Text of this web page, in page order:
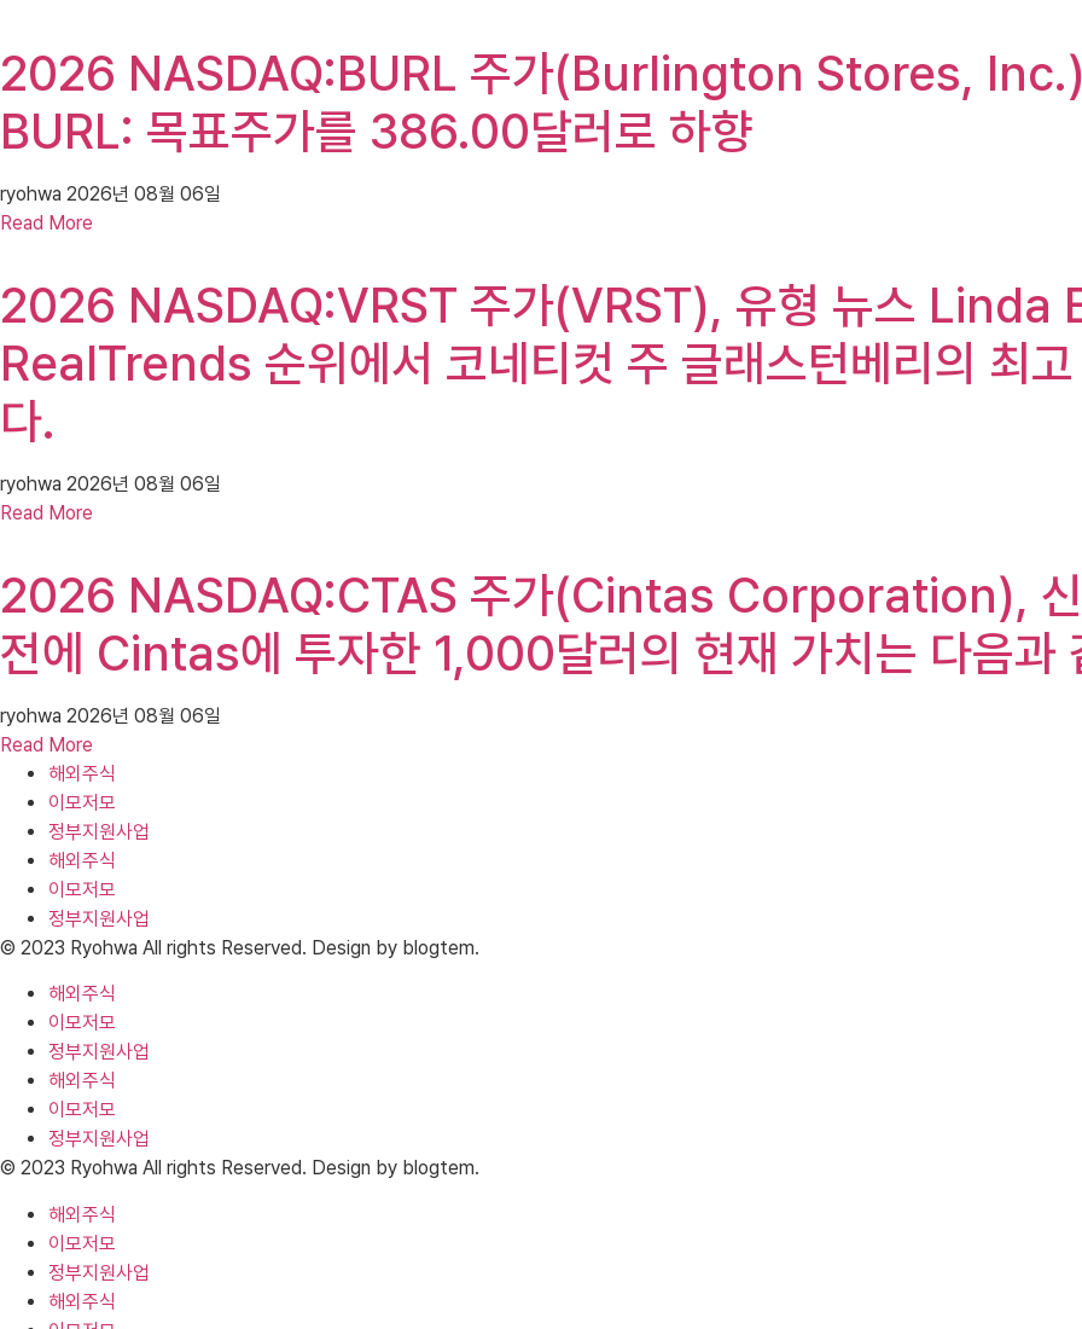
2026 NASDAQ:BURL 주가(Burlington Stores,
BURL: 목표주가를 386.00달러로 하향
ryohwa 2026년 08월 06일
Read More
2026 NASDAQ:VRST 주가(VRST), 유형 뉴스
RealTrends 순위에서 코네티컷 주 글래스턴베리의 최
다.
ryohwa 2026년 08월 06일
Read More
2026 NASDAQ:CTAS 주가(Cintas Corporation), 신
전에 Cintas에 투자한 1,000달러의 현재 가치는 다음과
ryohwa 2026년 08월 06일
Read More
해외주식
이모저모
정부지원사업
해외주식
이모저모
정부지원사업
© 2023 Ryohwa All rights Reserved. Design by blogtem.
해외주식
이모저모
정부지원사업
해외주식
이모저모
정부지원사업
© 2023 Ryohwa All rights Reserved. Design by blogtem.
해외주식
이모저모
정부지원사업
해외주식